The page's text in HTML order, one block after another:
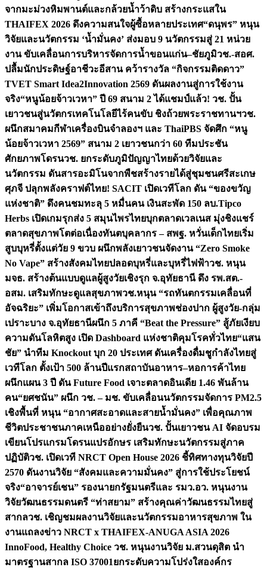
จากมะม่วงหิมพานต์และกล้วยน้ำว้าดิบ สร้างกระแสใน
THAIFEX 2026 ดึงความสนใจผู้ซื้อหลายประเทศ“ดนุพร” หนุน
วิจัยและนวัตกรรม ‘น้ำมั่นคง’ ส่งมอบ 9 นวัตกรรมสู่ 21 หน่วย
งาน ขับเคลื่อนการบริหารจัดการน้ำขอนแก่น–ชัยภูมิวช.-สอศ.
ปลื้มนักประดิษฐ์อาชีวะอีสาน คว้ารางวัล “กิจกรรมติดดาว”
TVET Smart Idea2Innovation 2569 ดันผลงานสู่การใช้งาน
จริง“หนูน้อยจ้าวเวหา” ปี 69 สนาม 2 ได้แชมป์แล้ว! วช. ปั้น
เยาวชนสู่นวัตกรเทคโนโลยีไร้คนขับ ชิงถ้วยพระราชทานฯวช.
ผนึกสมาคมกีฬาเครื่องบินจำลองฯ และ ThaiPBS จัดศึก “หนู
น้อยจ้าวเวหา 2569” สนาม 2 เยาวชนกว่า 60 ทีมประชัน
ศักยภาพโดรนวช. ยกระดับภูมิปัญญาไทยด้วยวิจัยและ
นวัตกรรม ดันสารอะมิโนจากพืชสร้างรายได้สู่ชุมชนศรีสะเกษ
ศุภจี ปลุกพลังคราฟต์ไทย! SACIT เปิดเวทีโลก ดัน “ของขวัญ
แห่งชาติ” ดึงคนชมทะลุ 5 หมื่นคน เงินสะพัด 150 ลบ.Tipco
Herbs เปิดเกมรุกส่ง 5 สมุนไพรไทยบุกตลาดเวลเนส มุ่งชิงแชร์
ตลาดสุขภาพโตต่อเนื่องทันตบุคลากร – สพฐ. หวั่นเด็กไทยเริ่ม
สูบบุหรี่ตั้งแต่วัย 9 ขวบ ผนึกพลังเยาวชนจัดงาน “Zero Smoke
No Vape” สร้างสังคมไทยปลอดบุหรี่และบุหรี่ไฟฟ้าวช. หนุน
มจธ. สร้างต้นแบบดูแลผู้สูงวัยเชิงรุก จ.อุทัยธานี ดึง รพ.สต.-
อสม. เสริมทักษะดูแลสุขภาพวช.หนุน “รถทันตกรรมเคลื่อนที่
อัจฉริยะ” เพิ่มโอกาสเข้าถึงบริการสุขภาพช่องปาก ผู้สูงวัย-กลุ่ม
เปราะบาง จ.อุทัยธานีผนึก 5 ภาคี “Beat the Pressure” สู้ภัยเงียบ
ความดันโลหิตสูง เปิด Dashboard แห่งชาติคุมโรคทั่วไทย“แสน
ชัย” นำทีม Knockout บุก 20 ประเทศ ดันเครื่องดื่มชูกำลังไทยสู่
เวทีโลก ตั้งเป้า 500 ล้านปีแรกสถาบันอาหาร–หอการค้าไทย
ผนึกแผน 3 ปี ดัน Future Food เจาะตลาดอินเดีย 1.46 พันล้าน
คน“ยศชนัน” ผนึก วช. – มช. ขับเคลื่อนนวัตกรรมจัดการ PM2.5
เชิงพื้นที่ หนุน “อากาศสะอาดและสายน้ำมั่นคง” เพื่อคุณภาพ
ชีวิตประชาชนภาคเหนืออย่างยั่งยืนวช. ปั้นเยาวชน AI จัดอบรม
เขียนโปรแกรมโดรนแปรอักษร เสริมทักษะนวัตกรรมสู่ภาค
ปฏิบัติวช. เปิดเวที NRCT Open House 2026 ชี้ทิศทางทุนวิจัยปี
2570 ดันงานวิจัย “สังคมและความมั่นคง” สู่การใช้ประโยชน์
จริง“อาจารย์เชน” รองนายกรัฐมนตรีและ รมว.อว. หนุนงาน
วิจัยวัฒนธรรมดนตรี “ท่าสยาม” สร้างคุณค่าวัฒนธรรมไทยสู่
สากลวช. เชิญชมผลงานวิจัยและนวัตกรรมอาหารสุขภาพ ใน
งานแถลงข่าว NRCT x THAIFEX-ANUGA ASIA 2026
InnoFood, Healthy Choice วช. หนุนงานวิจัย ม.สวนดุสิต นำ
มาตรฐานสากล ISO 37001ยกระดับความโปร่งใสองค์กร